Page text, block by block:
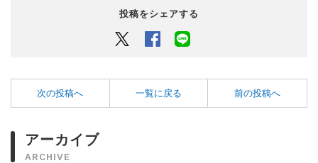
投稿をシェアする
Twitter Facebook
次の投稿へ 一覧に戻る 前の投稿へ
アーカイブ
ARCHIVE